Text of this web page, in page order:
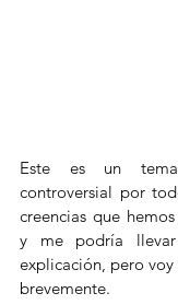
Este es un
controversial por
creencias que
y me podría
explicación, pero
brevemente.